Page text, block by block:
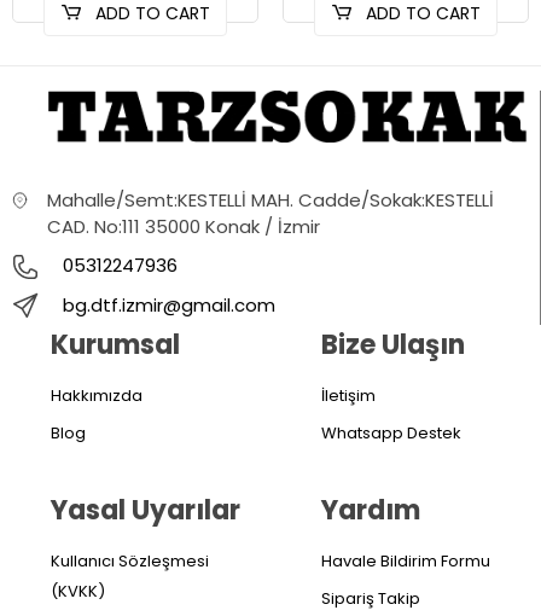
ADD TO CART ADD TO CART
Mahalle/Semt:KESTELLİ MAH. Cadde/Sokak:KESTELLİ
CAD. No:111 35000 Konak / İzmir
05312247936
bg.dtf.izmir@gmail.com
Kurumsal
Hakkımızda
Blog
Yasal Uyarılar
Kullanıcı Sözleşmesi
(KVKK)
Bize Ulaşın
İletişim
Whatsapp Destek
Yardım
Havale Bildirim Formu
Sipariş Takip